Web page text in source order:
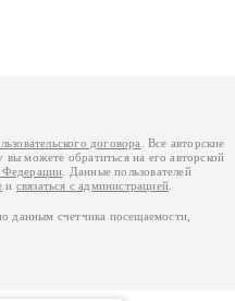
договора
. Все авторские
вы можете обратиться на его авторской
Федерации . Данные пользователей
и связаться с администрацией
данным счетчика посещаемости,